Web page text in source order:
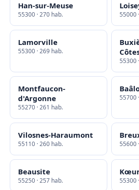
Han-sur-Meuse
55300 · 270 hab. 55000
Lamorville
55300 · 269 hab.
55300
Montfaucon-
d'Argonne
55270 · 261 hab.
55700
Vilosnes-Haraumont
55110 · 260 hab. 55600
Beausite
55250 · 257 hab. 55300